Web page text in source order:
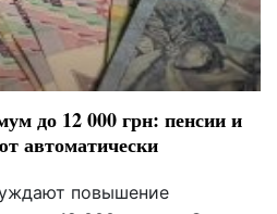
до 12 000 грн: пенсии и
автоматически
повышение